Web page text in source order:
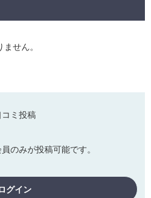
せん。
コミ投稿
のみが投稿可能です。
グイン